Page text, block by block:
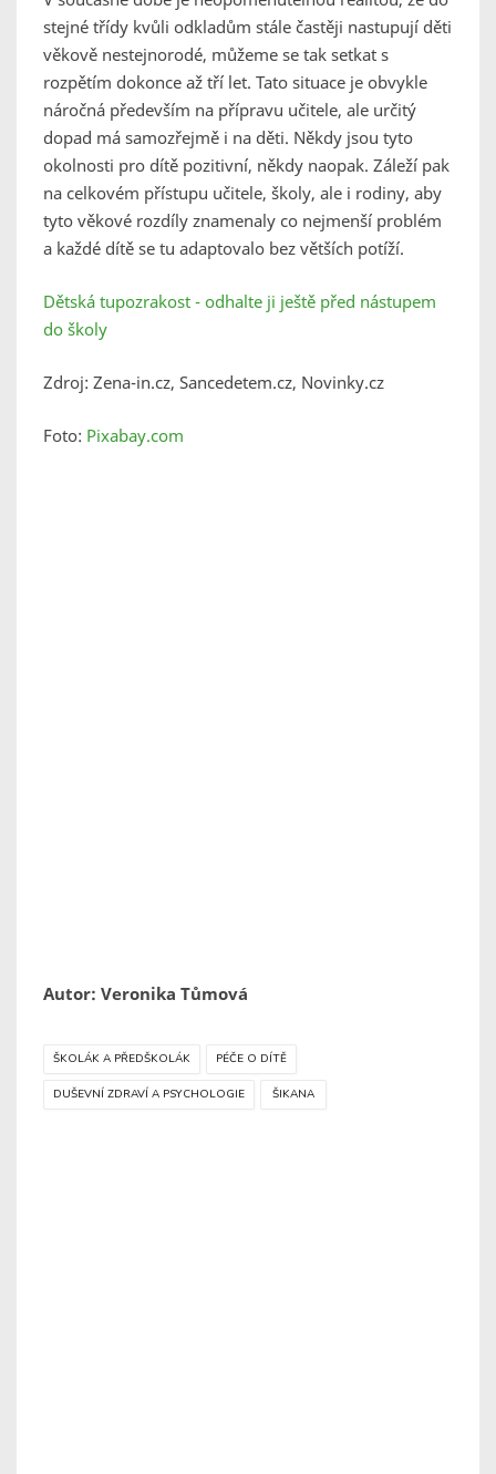
stejné třídy kvůli odkladům stále častěji nastupují děti
věkově nestejnorodé, můžeme se tak setkat s
rozpětím dokonce až tří let. Tato situace je obvykle
náročná především na přípravu učitele, ale určitý
dopad má samozřejmě i na děti. Někdy jsou tyto
okolnosti pro dítě pozitivní, někdy naopak. Záleží pak
na celkovém přístupu učitele, školy, ale i rodiny, aby
tyto věkové rozdíly znamenaly co nejmenší problém
a každé dítě se tu adaptovalo bez větších potíží.
Dětská tupozrakost - odhalte ji ještě před nástupem
do školy
Zdroj: Zena-in.cz, Sancedetem.cz, Novinky.cz
Foto: Pixabay.com
Autor: Veronika Tůmová
ŠKOLÁK A PŘEDŠKOLÁK PÉČE O DÍTĚ
DUŠEVNÍ ZDRAVÍ A PSYCHOLOGIE ŠIKANA